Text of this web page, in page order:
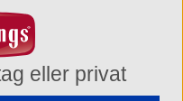
BUBSjordgubbvanilj
Rosaochvitgodis
eller privat